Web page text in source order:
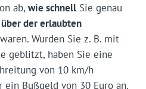
ab, wie schnellSie genau
über der erlaubten
Wurden Sie z. B. mit
geblitzt, haben Sie eine
von 10 km/h
ein Bußgeld von 30 Euro an.